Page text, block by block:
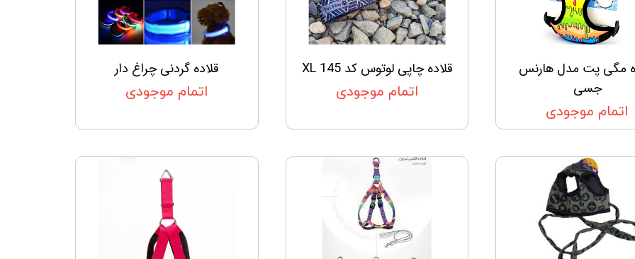
مگی پت مدل هارنس
جسی
اتمام موجودی
قلاده چاپی لوتوس کد 145 XL
اتمام موجودی
قلاده گردنی چراغ دار
اتمام موجودی